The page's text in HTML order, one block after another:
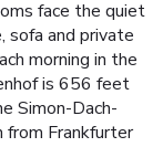
face the quiet
sofa and private
morning in the
is 656 feet
Simon-Dach-
from Frankfurter